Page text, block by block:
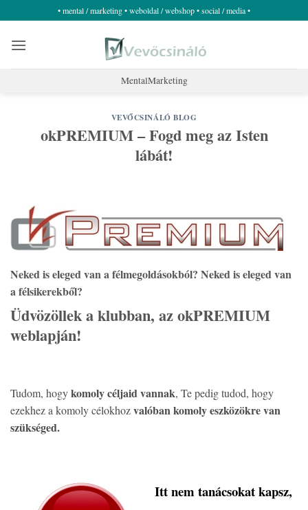
to
content
• mental / marketing • weboldal / webshop • social / media •
MentalMarketing
VEVŐCSINÁLÓ BLOG
okPREMIUM – Fogd meg az Isten
lábát!
Neked is eleged van a félmegoldásokból? Neked is eleged van
a félsikerekből?
Üdvözöllek a klubban, azokPREMIUM
weblapján!
Tudom, hogykomoly céljaid vannak, Te pedig tudod, hogy
ezekhez a komoly célokhozvalóban komoly eszközökre van
szükséged.
Itt nem tanácsokat kapsz,